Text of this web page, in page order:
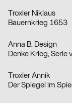
Troxler Niklaus
Bauernkrieg 1653
Anna B. Design
Troxler Annik